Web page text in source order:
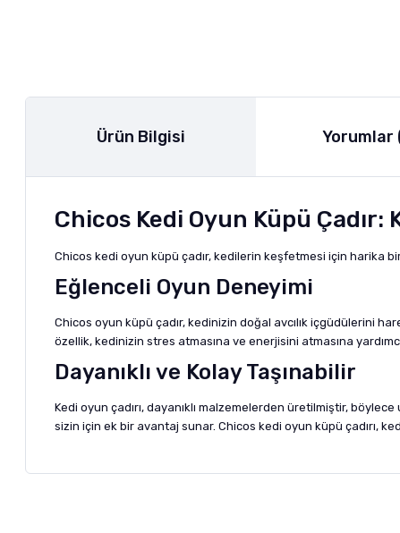
Ürün Bilgisi Yorumlar
Chicos Kedi Oyun Küpü Çadır:
Chicos kedi oyun küpü çadır, kedilerin keşfetmesi için harika
Eğlenceli Oyun Deneyimi
Chicos oyun küpü çadır, kedinizin doğal avcılık içgüdülerini
özellik, kedinizin stres atmasına ve enerjisini atmasına
Dayanıklı ve Kolay Taşınabilir
Kedi oyun çadırı, dayanıklı malzemelerden üretilmiştir,
sizin için ek bir avantaj sunar. Chicos kedi oyun küpü çadırı,